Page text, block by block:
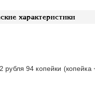
характеристики
94 копейки (копейка